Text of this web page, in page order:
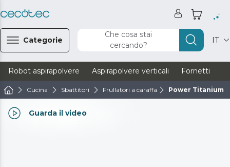
Categorie
Che cosa stai
cercando?
IT
Robot aspirapolvere Aspirapolvere verticali Fornetti
Cucina Sbattitori Frullatori a caraffa Power Titanium
Guarda il video